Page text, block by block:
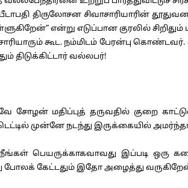
திருலோசன சிவாசாரியாரின்
என்று எடுப்பான குரலில்
கூட. நம்மிடம் பேரன்பு
திடுக்கிட்டார் வல்லபர்!
சோழன் மதிப்புத் தருவதில் குறை
முன்னே நடந்து இருக்கையில்
பெயருக்காகவாவது இப்படி ஒரு
போலக் கேட்டதும் இதோ அழைத்து